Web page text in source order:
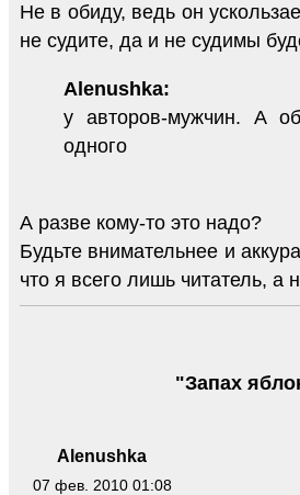
Не в обиду, ведь он
не судите, да и не судимы
Alenushka:
у авторов-мужчин. А
одного
А разве кому-то это надо?
Будьте внимательнее и
что я всего лишь читатель, а
Alenushka
07 фев. 2010 01:08
"Запах